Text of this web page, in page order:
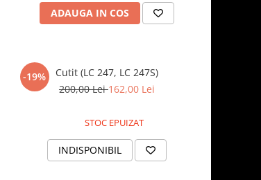
ADAUGA IN COS
-19%
Cutit (LC 247, LC 247S)
200,00 Lei162,00 Lei
STOC EPUIZAT
INDISPONIBIL